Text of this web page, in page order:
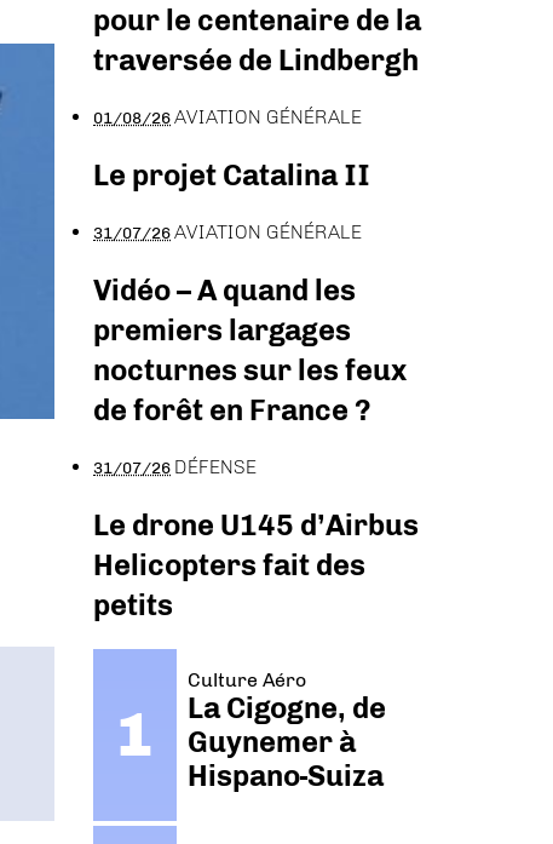
pour le centenaire de la
traversée de Lindbergh
01/08/26AVIATION GÉNÉRALE
Le projet Catalina II
31/07/26AVIATION GÉNÉRALE
Vidéo – A quand les
premiers largages
nocturnes sur les feux
de forêt en France ?
31/07/26 DÉFENSE
Le drone U145 d’Airbus
Helicopters fait des
petits
Culture Aéro
La Cigogne, de
Guynemer à
Hispano-Suiza